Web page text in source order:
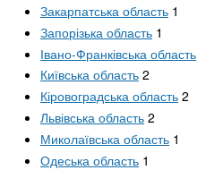
Закарпатська область 1
Запорізька область 1
Івано-Франківська область
Київська область 2
Кіровоградська область 2
Львівська область 2
Миколаївська область 1
Одеська область 1